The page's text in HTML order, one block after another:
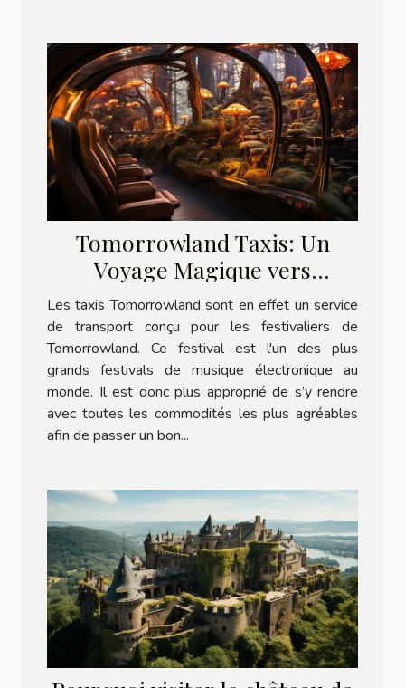
Tomorrowland Taxis: Un
Voyage Magique vers
l'Aventure
Les taxis Tomorrowland sont en effet un service
de transport conçu pour les festivaliers de
Tomorrowland. Ce festival est l'un des plus
grands festivals de musique électronique au
monde. Il est donc plus approprié de s’y rendre
avec toutes les commodités les plus agréables
afin de passer un bon...